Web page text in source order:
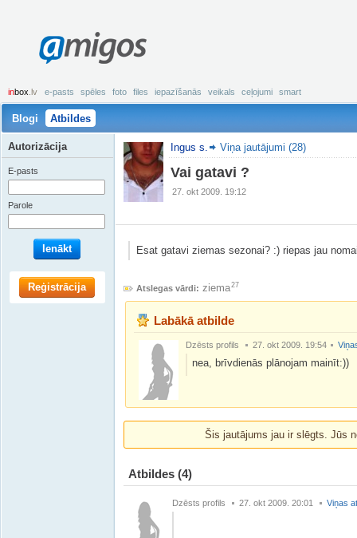
amigos
inbox .lv e-pasts spēles foto files iepazīšanās veikals ceļojumi smart
Blogi Atbildes
Ingus s. Viņa jautājumi (28)
Vai gatavi ?
27. okt 2009. 19:12
Esat gatavi ziemas sezonai? :) riepas jau
Atslegas vārdi: ziema27
Labākā atbilde
Dzēsts profils 27. okt 2009. 19:54
nea, brīvdienās plānojam mainīt:))
Šis jautājums jau ir slēgts. Jūs
Atbildes (4)
Dzēsts profils 27. okt 2009. 20:01 Viņas
Autorizācija
E-pasts
Parole
Ienākt
Reģistrācija